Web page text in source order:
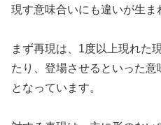
現す意味合いにも違いが生ま
まず再現は、1度以上現れた
たり、登場させるといった
となっています。